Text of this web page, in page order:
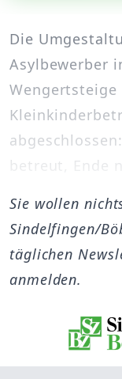
Die
Asylbewerber
betreut, Ende
Sie wollen
Sindelfingen/
täglichen
anmelden.